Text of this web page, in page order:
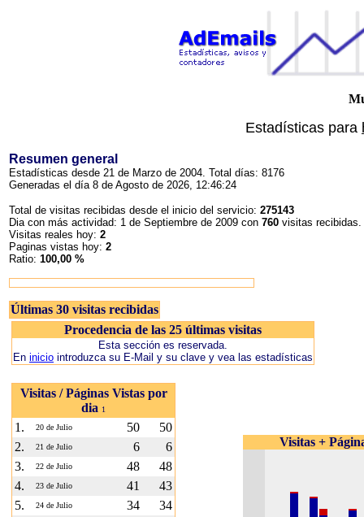
Estadísticas para
Resumen general
Estadísticas desde 21 de Marzo de 2004. Total días: 8176
Generadas el día 8 de Agosto de 2026, 12:46:24
Total de visitas recibidas desde el inicio del servicio: 275143
Dia con más actividad: 1 de Septiembre de 2009 con 760 visitas recibidas.
Visitas reales hoy: 2
Paginas vistas hoy: 2
Ratio: 100,00 %
Últimas 30 visitas recibidas
Procedencia de las 25 últimas visitas
Esta sección es reservada.
En inicio introduzca su E-Mail y su clave y vea las estadísticas
Visitas / Páginas Vistas por
dia 1
1. 20 de Julio 50
50
2.
21 de Julio 6
6
3.
22 de Julio 48
48
4.
23 de Julio 41
43
5.
24 de Julio 34
34
Visitas +